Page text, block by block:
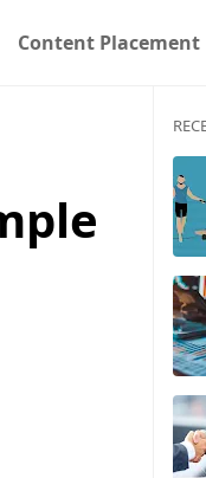
Content Placement